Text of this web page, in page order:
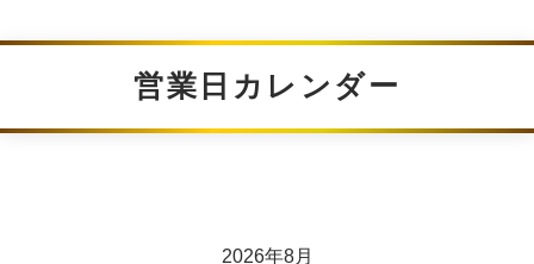
営業日カレンダー
2026年8月